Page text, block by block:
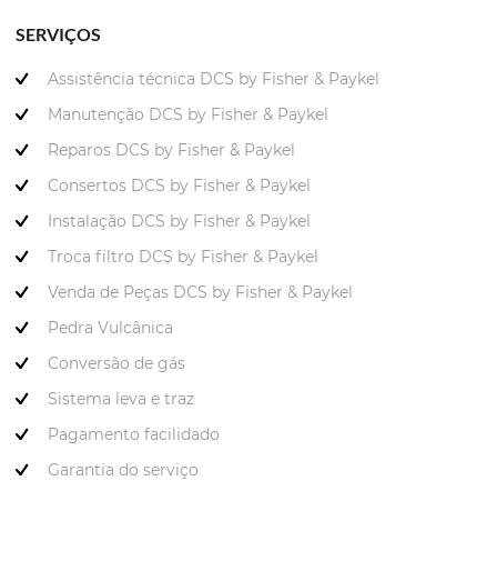
SERVIÇOS
Assistência técnica DCS by Fisher & Paykel
Manutenção DCS by Fisher & Paykel
Reparos DCS by Fisher & Paykel
Consertos DCS by Fisher & Paykel
Instalação DCS by Fisher & Paykel
Troca filtro DCS by Fisher & Paykel
Venda de Peças DCS by Fisher & Paykel
Pedra Vulcânica
Conversão de gás
Sistema leva e traz
Pagamento facilidado
Garantia do serviço